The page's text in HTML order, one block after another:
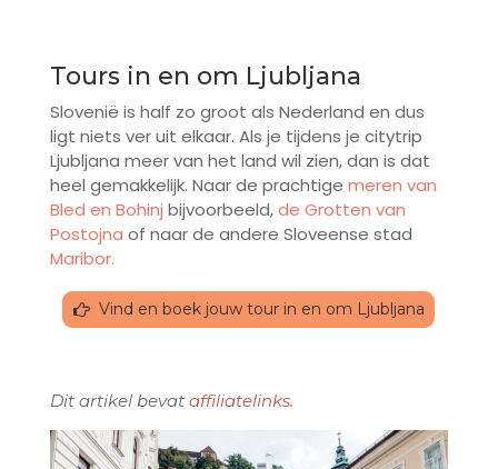
Tours in en om Ljubljana
Slovenië is half zo groot als Nederland en dus
ligt niets ver uit elkaar. Als je tijdens je citytrip
Ljubljana meer van het land wil zien, dan is dat
heel gemakkelijk. Naar de prachtige meren van
Bled en Bohinj bijvoorbeeld,de Grotten van
Postojna of naar de andere Sloveense stad
Maribor.
Vind en boek jouw tour in en om Ljubljana
Dit artikel bevat affiliatelinks.